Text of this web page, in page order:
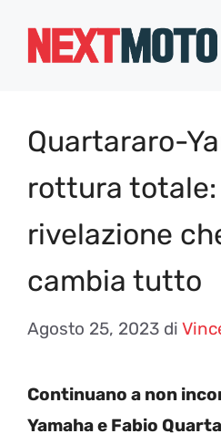
Quartararo-
rottura totale:
rivelazione
cambia tutto
Agosto 25, 2023 di
Continuano a non
Yamaha e Fabio